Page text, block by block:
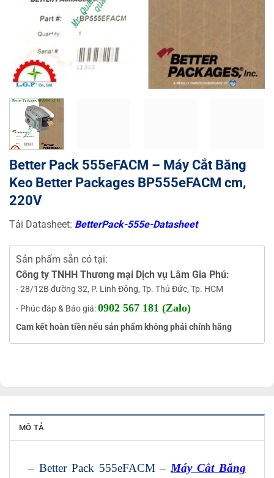
Better Pack 555eFACM – Máy Cắt Băng
Keo Better Packages BP555eFACM cm,
220V
Tải Datasheet: BetterPack-555e-Datasheet
Sản phẩm sẵn có tại:
Công ty TNHH Thương mại Dịch vụ Lâm Gia Phú:
- 28/12B đường 32, P. Linh Đông, Tp. Thủ Đức, Tp. HCM
- Phúc đáp & Báo giá:0902 567 181 (Zalo)
Cam kết hoàn tiền nếu sản phẩm không phải chính hãng
MÔ TẢ
– Better Pack 555eFACM – Máy Cắt Băng